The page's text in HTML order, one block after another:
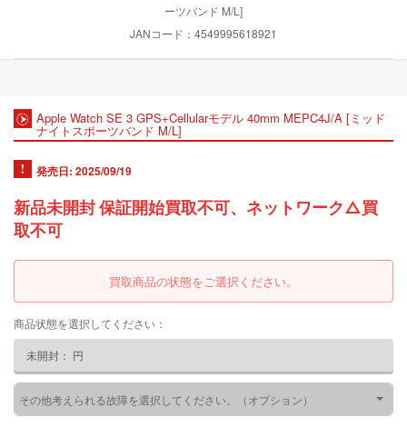
ーツバンド M/L]
JANコード：4549995618921
Apple Watch SE 3 GPS+Cellularモデル 40mm MEPC4J/A [ミッド
ナイトスポーツバンド M/L]
発売日: 2025/09/19
新品未開封 保証開始買取不可、ネットワーク△買
取不可
買取商品の状態をご選択ください。
商品状態を選択してください：
未開封： 円
その他考えられる故障を選択してください。（オプション）